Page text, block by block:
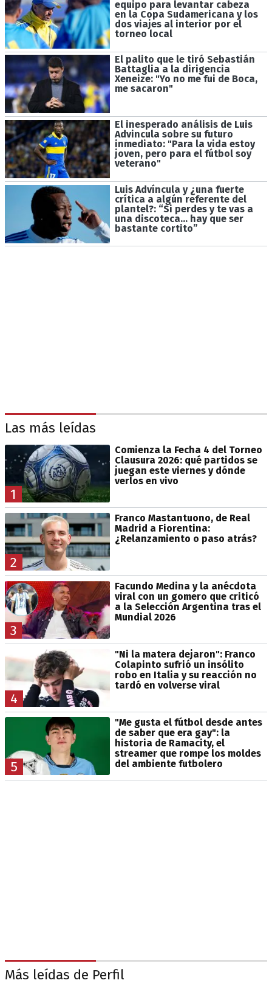
equipo para levantar cabeza
en la Copa Sudamericana y los
dos viajes al interior por el
torneo local
El palito que le tiró Sebastián
Battaglia a la dirigencia
Xeneize: "Yo no me fui de Boca,
me sacaron"
El inesperado análisis de Luis
Advincula sobre su futuro
inmediato: "Para la vida estoy
joven, pero para el fútbol soy
veterano"
Luis Advíncula y ¿una fuerte
crítica a algún referente del
plantel?: “Si perdes y te vas a
una discoteca… hay que ser
bastante cortito”
Las más leídas
1
Comienza la Fecha 4 del Torneo
Clausura 2026: qué partidos se
juegan este viernes y dónde
verlos en vivo
2
Franco Mastantuono, de Real
Madrid a Fiorentina:
¿Relanzamiento o paso atrás?
3
Facundo Medina y la anécdota
viral con un gomero que criticó
a la Selección Argentina tras el
Mundial 2026
4
"Ni la matera dejaron": Franco
Colapinto sufrió un insólito
robo en Italia y su reacción no
tardó en volverse viral
5
"Me gusta el fútbol desde antes
de saber que era gay": la
historia de Ramacity, el
streamer que rompe los moldes
del ambiente futbolero
Más leídas de Perfil